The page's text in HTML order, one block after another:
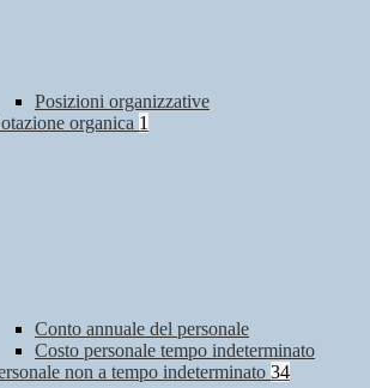
Posizioni organizzative
organica 1
Conto annuale del personale
Costo personale tempo indeterminato
non a tempo indeterminato 34